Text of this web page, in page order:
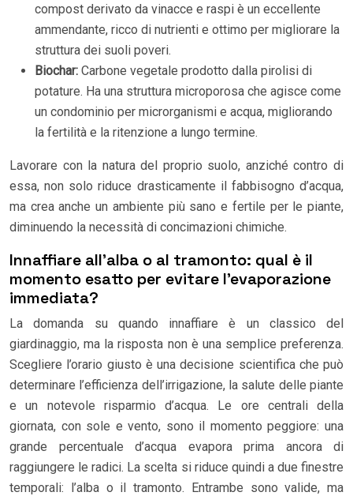
compost derivato da vinacce e raspi è un eccellente
ammendante, ricco di nutrienti e ottimo per migliorare la
struttura dei suoli poveri.
Biochar: Carbone vegetale prodotto dalla pirolisi di
potature. Ha una struttura microporosa che agisce come
un condominio per microrganismi e acqua, migliorando
la fertilità e la ritenzione a lungo termine.
Lavorare con la natura del proprio suolo, anziché contro di
essa, non solo riduce drasticamente il fabbisogno d’acqua,
ma crea anche un ambiente più sano e fertile per le piante,
diminuendo la necessità di concimazioni chimiche.
Innaffiare all’alba o al tramonto: qual è il
momento esatto per evitare l’evaporazione
immediata?
La domanda su quando innaffiare è un classico del
giardinaggio, ma la risposta non è una semplice preferenza.
Scegliere l’orario giusto è una decisione scientifica che può
determinare l’efficienza dell’irrigazione, la salute delle piante
e un notevole risparmio d’acqua. Le ore centrali della
giornata, con sole e vento, sono il momento peggiore: una
grande percentuale d’acqua evapora prima ancora di
raggiungere le radici. La scelta si riduce quindi a due finestre
temporali: l’alba o il tramonto. Entrambe sono valide, ma